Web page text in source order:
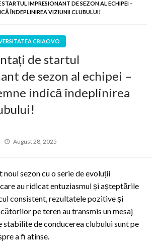
IMPRESIONANT DE SEZON AL ECHIPEI –
ÎNDEPLINIREA VIZIUNII CLUBULUI!
CRIAOVO
de startul
de sezon al echipei –
indică îndeplinirea
Posted
August 28, 2025
noul sezon cu o serie de evoluții
au ridicat entuziasmul și așteptările
consistent, rezultatele pozitive și
pe teren au transmis un mesaj
de conducerea clubului sunt pe
a fi atinse.